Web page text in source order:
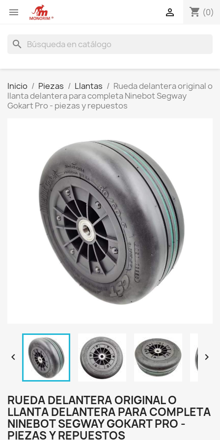
 shopping_cart (0)

search
Inicio Piezas Llantas
Rueda delantera original o
llanta delantera para completa Ninebot Segway
Gokart Pro - piezas y repuestos
 
RUEDA DELANTERA ORIGINAL O
LLANTA DELANTERA PARA COMPLETA
NINEBOT SEGWAY GOKART PRO -
PIEZAS Y REPUESTOS